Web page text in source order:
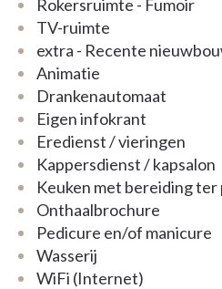
kunnen altijd mee
gezellige eetruimte.
EXTRA
Ook als u zwaar
onze residentie over alle
gespecialiseerde
traditionele verblijf is er de
tijdelijk kortverblijf. Den
mensen met dementie
gespecialiseerde afdeling.
Rokersruimte - Fumoir
TV-ruimte
extra - Recente
Animatie
Drankenautomaat
Eigen infokrant
Eredienst / vieringen
Kappersdienst / kapsalon
Keuken met bereiding ter
Onthaalbrochure
Pedicure en/of manicure
Wasserij
WiFi (Internet)